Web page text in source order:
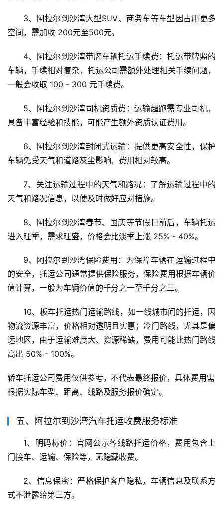
3、阿拉尔到沙湾大型SUV、商务车等车型因占用更多
空间，需加收 200元至500元。
4、阿拉尔到沙湾带牌车辆托运手续费：托运带牌照的
车辆，手续相对复杂，托运公司需额外处理相关手续问题，
一般会收取 100 - 300 元手续费。
5、阿拉尔到沙湾司机资质费：运输超跑需专业司机，
具备丰富经验和技能，可能产生额外资质认证费用。
6、阿拉尔到沙湾封闭式运输：提供更高安全性，保护
车辆免受天气和道路灰尘影响，费用相对较高。
7、关注运输过程中的天气和路况：了解运输过程中的
天气和路况信息，以便及时做好应对措施。
8、阿拉尔到沙湾春节、国庆等节假日前后，车辆托运
进入旺季，需求旺盛，价格会比淡季上涨 25% - 40%。
9、阿拉尔到沙湾保险费用：为保障车辆在运输过程中
的安全，托运公司通常提供保险服务，保险费用根据车辆价
值计算，一般为车辆价值的千分之一至千分之三。
10、板车托运热门运输路线，如一线城市间的托运，因
物流资源丰富，价格相对透明且实惠；冷门路线，尤其是偏
远地区，由于运输难度大、资源稀缺，费用可能比热门路线
高出 50% - 100%。
轿车托运公司费用仅供参考，不代表最终报价，具体费用需
根据实际车型、距离、线路及服务报价确定。
五、阿拉尔到沙湾汽车托运收费服务标准
1、明码标价：官网公示各线路托运价格，费用包含上
门接车、运输、保险等，无隐藏收费。
2、信息保密：严格保护客户隐私，车辆信息及联系方
式不泄露给第三方。